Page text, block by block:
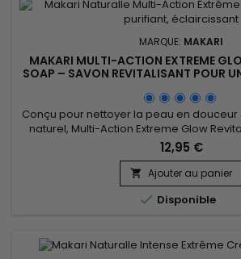
MARQUE: MAKARI
MAKARI MULTI-ACTION EXTREME
SOAP – SAVON REVITALISANT POUR
Conçu pour nettoyer la peau en
naturel, Multi-Action Extreme Glow
savon revitalisant enrichi en huile
d’argan, extrait de noyau d’abricot
et extrait de racine de mûrier. Cette
aide à améliorer l’apparence du
12,95 €
 Ajouter au panier
 Disponible